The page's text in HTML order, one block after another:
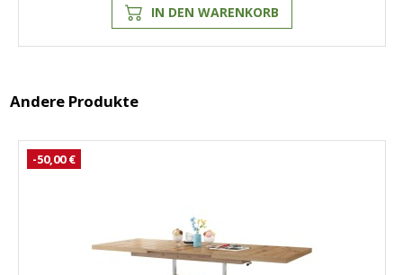
IN DEN WARENKORB
Andere Produkte
-50,00 €